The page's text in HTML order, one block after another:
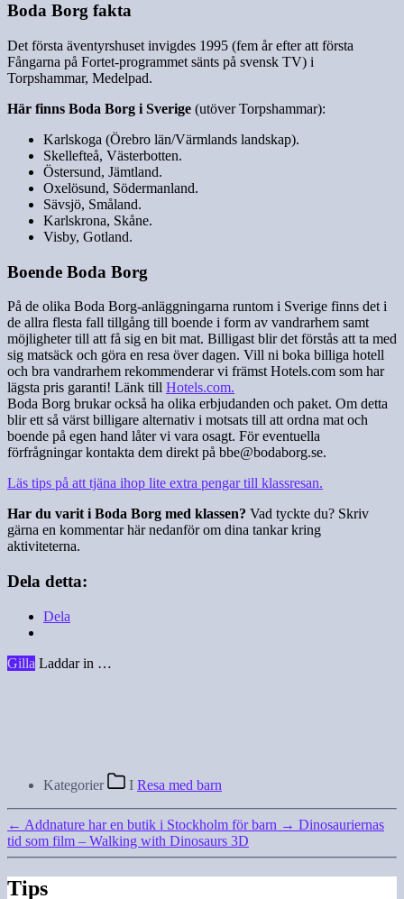
Boda Borg fakta
Det första äventyrshuset invigdes 1995 (fem år efter att första
Fångarna på Fortet-programmet sänts på svensk TV) i
Torpshammar, Medelpad.
Här finns Boda Borg i Sverige (utöver Torpshammar):
Karlskoga (Örebro län/Värmlands landskap).
Skellefteå, Västerbotten.
Östersund, Jämtland.
Oxelösund, Södermanland.
Sävsjö, Småland.
Karlskrona, Skåne.
Visby, Gotland.
Boende Boda Borg
På de olika Boda Borg-anläggningarna runtom i Sverige finns det i
de allra flesta fall tillgång till boende i form av vandrarhem samt
möjligheter till att få sig en bit mat. Billigast blir det förstås att ta med
sig matsäck och göra en resa över dagen. Vill ni boka billiga hotell
och bra vandrarhem rekommenderar vi främst Hotels.com som har
lägsta pris garanti! Länk till Hotels.com.
Boda Borg brukar också ha olika erbjudanden och paket. Om detta
blir ett så värst billigare alternativ i motsats till att ordna mat och
boende på egen hand låter vi vara osagt. För eventuella
förfrågningar kontakta dem direkt på bbe@bodaborg.se.
Läs tips på att tjäna ihop lite extra pengar till klassresan.
Har du varit i Boda Borg med klassen? Vad tyckte du? Skriv
gärna en kommentar här nedanför om dina tankar kring
aktiviteterna.
Dela detta:
Dela
Gilla Laddar in …
Kategorier I Resa med barn
← Addnature har en butik i Stockholm för barn → Dinosauriernas
tid som film – Walking with Dinosaurs 3D
Tips